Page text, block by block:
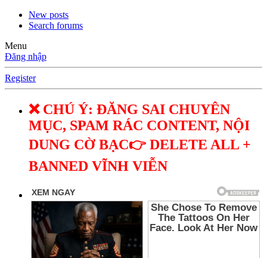
New posts
Search forums
Menu
Đăng nhập
Register
❌ CHÚ Ý: ĐĂNG SAI CHUYÊN
MỤC, SPAM RÁC CONTENT, NỘI
DUNG CỜ BẠC👉 DELETE ALL +
BANNED VĨNH VIỄN